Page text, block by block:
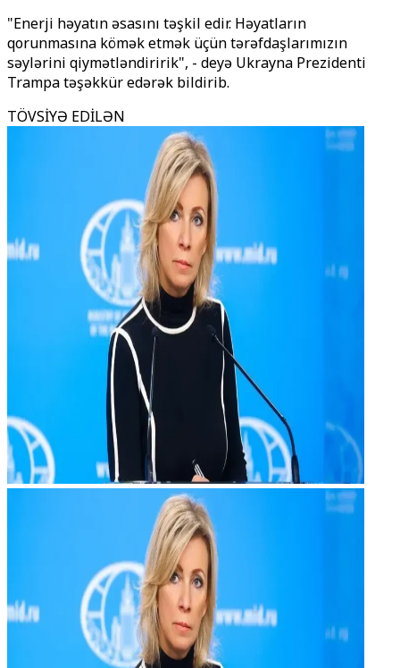
"Enerji həyatın əsasını təşkil edir. Həyatların
qorunmasına kömək etmək üçün tərəfdaşlarımızın
səylərini qiymətləndiririk", - deyə Ukrayna Prezidenti
Trampa təşəkkür edərək bildirib.
TÖVSİYƏ EDİLƏN